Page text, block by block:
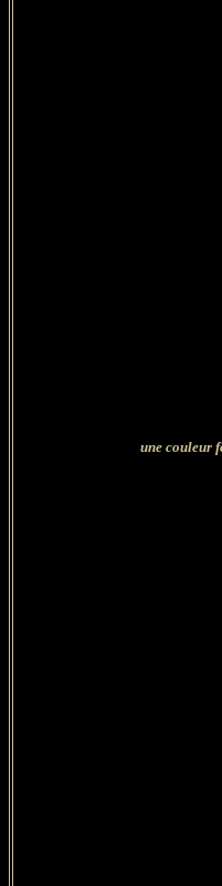
une couleur